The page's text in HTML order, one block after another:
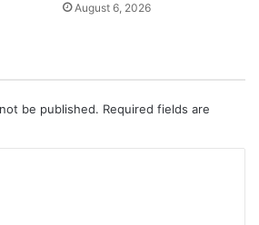
August 6, 2026
be published. Required fields are